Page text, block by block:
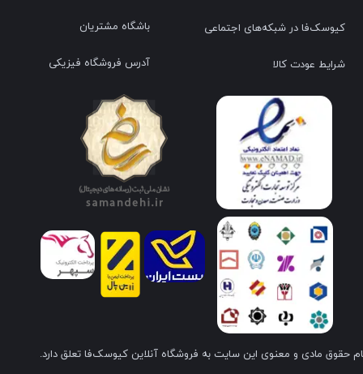
حقوق مادی و معنوی این سایت به فروشگاه آنلاین کیوسک‌فا تعلق دارد.
باشگاه مشتریان
آدرس فروشگاه فیزیکی
کیوسک‌فا در شبکه‌های اجتماعی
شرایط عودت کالا